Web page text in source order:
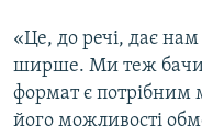
«Це, до речі, дає
ширше. Ми теж
формат є потрібним
його можливості